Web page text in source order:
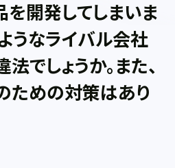
を開発してしまいま
うなライバル会社
でしょうか。また、
ための対策はあり